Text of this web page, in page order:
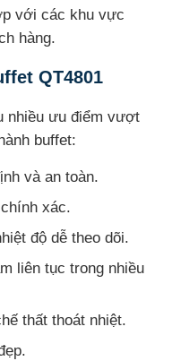
với các khu vực
hàng.
QT4801
nhiều ưu điểm vượt
buffet:
và an toàn.
xác.
độ dễ theo dõi.
liên tục trong nhiều
thất thoát nhiệt.